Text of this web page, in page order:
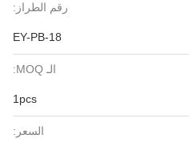
رقم الطراز:
EY-PB-18
الـ MOQ:
1pcs
السعر: